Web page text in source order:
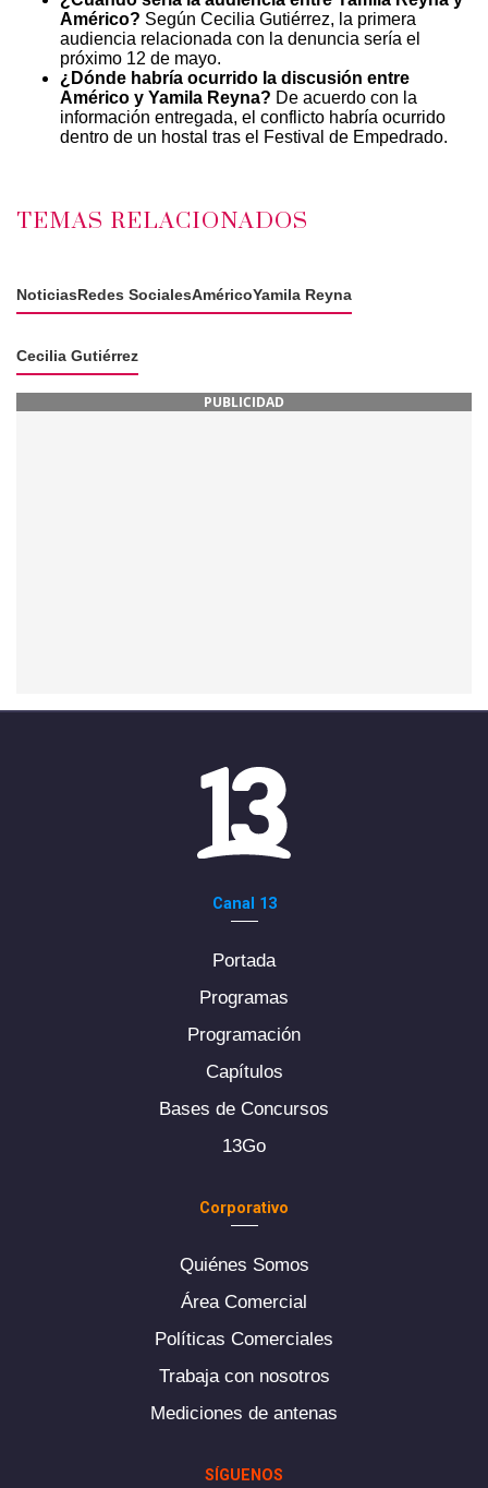
Américo? Según Cecilia Gutiérrez, la primera
audiencia relacionada con la denuncia sería el
próximo 12 de mayo.
¿Dónde habría ocurrido la discusión entre
Américo y Yamila Reyna? De acuerdo con la
información entregada, el conflicto habría ocurrido
dentro de un hostal tras el Festival de Empedrado.
TEMAS RELACIONADOS
NoticiasRedes SocialesAméricoYamila Reyna
Cecilia Gutiérrez
PUBLICIDAD
Canal 13
Portada
Programas
Programación
Capítulos
Bases de Concursos
13Go
Corporativo
Quiénes Somos
Área Comercial
Políticas Comerciales
Trabaja con nosotros
Mediciones de antenas
SÍGUENOS